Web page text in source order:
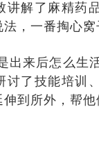
讲解了麻精药
，一番掏心
来后怎么生活
讨了技能培训
到所外，帮他